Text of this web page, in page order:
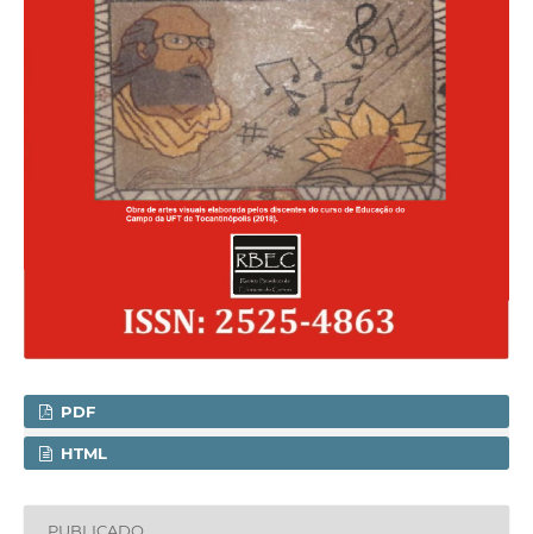
PDF
HTML